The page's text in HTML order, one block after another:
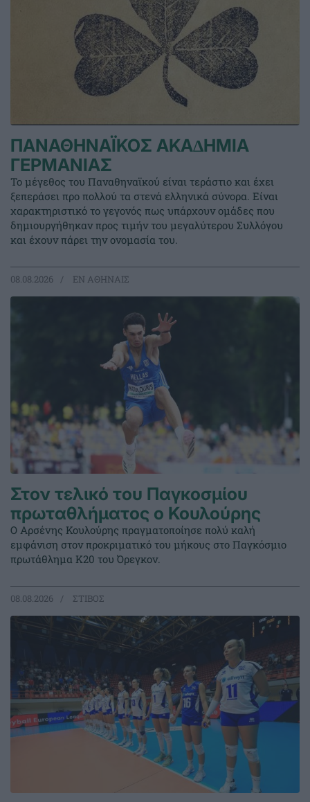
ΠΑΝΑΘΗΝΑΪΚΟΣ ΑΚΑ∆ΗΜΙΑ
ΓΕΡΜΑΝΙΑΣ
Το μέγεθος του Παναθηναϊκού είναι τεράστιο και έχει
ξεπεράσει προ πολλού τα στενά ελληνικά σύνορα. Είναι
χαρακτηριστικό το γεγονός πως υπάρχουν ομάδες που
δημιουργήθηκαν προς τιμήν του μεγαλύτερου Συλλόγου
και έχουν πάρει την ονομασία του.
08.08.2026 EΝ ΑΘΗΝΑΙΣ
Στον τελικό του Παγκοσμίου
πρωταθλήματος ο Κουλούρης
Ο Αρσένης Κουλούρης πραγματοποίησε πολύ καλή
εμφάνιση στον προκριματικό του μήκους στο Παγκόσμιο
πρωτάθλημα Κ20 του Όρεγκον.
08.08.2026 ΣΤΙΒΟΣ